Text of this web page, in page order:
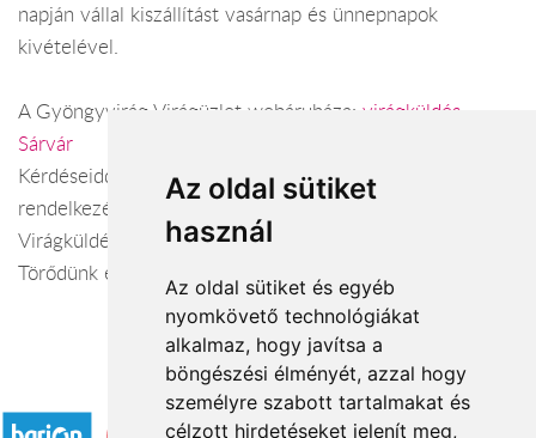
Az oldal sütiket
használ
Az oldal sütiket és egyéb
nyomkövető technológiákat
alkalmaz, hogy javítsa a
böngészési élményét, azzal hogy
személyre szabott tartalmakat és
célzott hirdetéseket jelenít meg,
napján vállal kiszállítást vasárnap és ünnepnapok
kivételével.
A Gyöngyvirág Virágüzlet webáruháza: virágküldés
Sárvár
Kérdéseiddel kapcsolatban örömmel állunk
rendelkezésedre.
Virágküldés Sárvár
Törődünk egymással
Elfogadott fizetési módok